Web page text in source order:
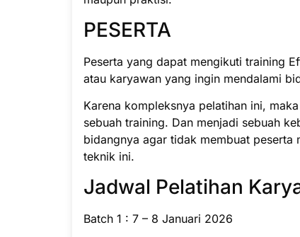
PESERTA
Peserta yang dapat mengikuti training
atau karyawan yang ingin mendalami
Karena kompleksnya pelatihan ini,
sebuah training. Dan menjadi sebuah
bidangnya agar tidak membuat peserta
teknik ini.
Jadwal Pelatihan
Batch 1 : 7 – 8 Januari 2026